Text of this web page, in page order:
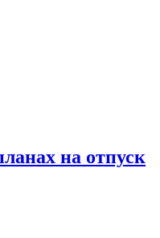
на отпуск